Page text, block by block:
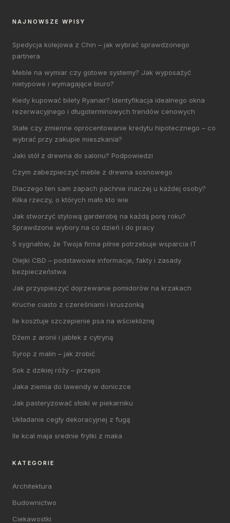
NAJNOWSZE WPISY
Spedycja kolejowa z Chin – jak wybrać sprawdzonego
partnera
Meble na wymiar czy gotowe systemy? Jak wyposażyć
nietypowe i wymagające biuro?
Kiedy kupować bilety Ryanair? Identyfikacja idealnego okna
rezerwacyjnego i długoterminowych trendów cenowych
Stałe czy zmienne oprocentowanie kredytu hipotecznego – co
wybrać przy zakupie mieszkania?
Jaki stół z drewna do salonu? Podpowiedzi
Czym zabezpieczyć meble z drewna sosnowego
Dlaczego ten sam zapach pachnie inaczej u każdej osoby?
Kilka rzeczy, o których mało kto wie
Jak stworzyć stylową garderobę na każdą porę roku?
Sprawdzone wybory na co dzień i do pracy
5 sygnałów, że Twoja firma pilnie potrzebuje wsparcia IT
Olejki CBD – podstawowe informacje, fakty i zasady
bezpieczeństwa
Jak przyspieszyć dojrzewanie pomidorów na krzakach
Kruche ciasto z czereśniami i kruszonką
Ile kosztuje szczepienie psa na wściekliznę
Dżem z aronii i jabłek z cytryną
Syrop z malin – jak zrobić
Sok z dzikiej róży – przepis
Jaka ziemia do lawendy w doniczce
Jak pasteryzować słoiki w piekarniku
Układanie cegły dekoracyjnej z fugą
Ile kcal maja srednie frytki z maka
KATEGORIE
Architektura
Budownictwo
Ciekawostki